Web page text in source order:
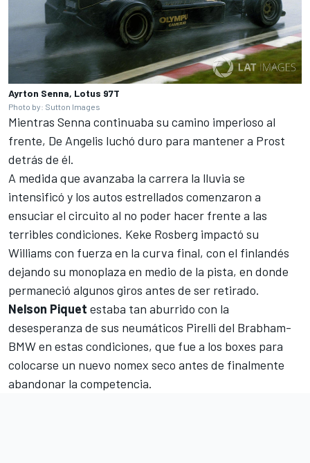
Ayrton Senna, Lotus 97T
Photo by: Sutton Images
Mientras Senna continuaba su camino imperioso al
frente, De Angelis luchó duro para mantener a Prost
detrás de él.
A medida que avanzaba la carrera la lluvia se
intensificó y los autos estrellados comenzaron a
ensuciar el circuito al no poder hacer frente a las
terribles condiciones. Keke Rosberg impactó su
Williams con fuerza en la curva final, con el finlandés
dejando su monoplaza en medio de la pista, en donde
permaneció algunos giros antes de ser retirado.
Nelson Piquet estaba tan aburrido con la
desesperanza de sus neumáticos Pirelli del Brabham-
BMW en estas condiciones, que fue a los boxes para
colocarse un nuevo nomex seco antes de finalmente
abandonar la competencia.